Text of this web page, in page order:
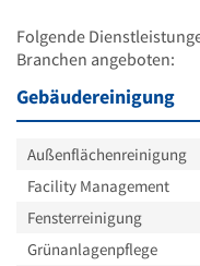
Folgende
Branchen angeboten:
Gebäudereinigung
Außenflächenreinigung
Facility Management
Fensterreinigung
Grünanlagenpflege